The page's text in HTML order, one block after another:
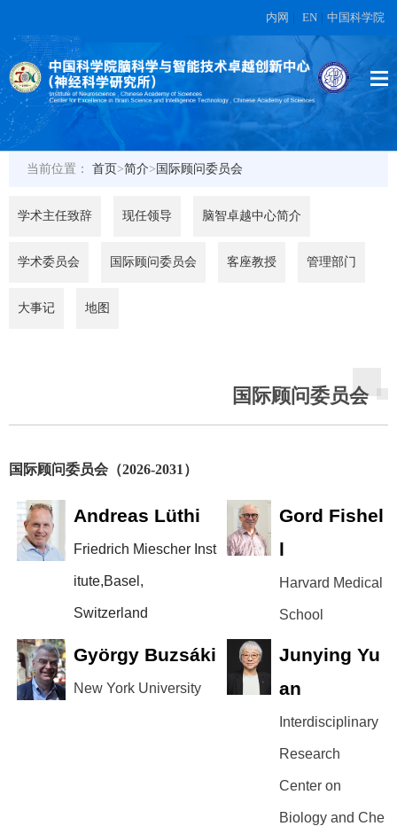
内网 EN 中国科学院
当前位置： 首页>简介> 国际顾问委员会
学术主任致辞 现任领导 脑智卓越中心简介
学术委员会 国际顾问委员会 客座教授 管理部门
大事记 地图
国际顾问委员会
国际顾问委员会（2026-2031 ）
Andreas Lüthi
Friedrich Miescher Inst
itute,Basel,
Switzerland
Gord Fishel
l
Harvard Medical
School
György Buzsáki
New York University
Junying Yu
an
Interdisciplinary
Research
Center on
Biology and Che